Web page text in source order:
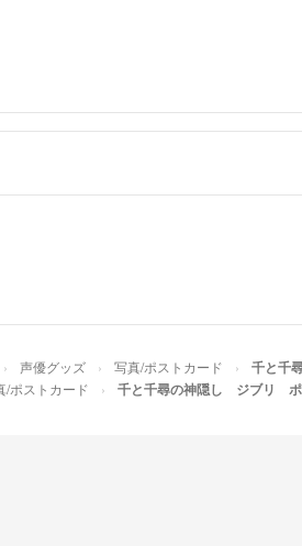
声優グッズ 写真/ポストカード 千と千
/ポストカード 千と千尋の神隠し ジブリ